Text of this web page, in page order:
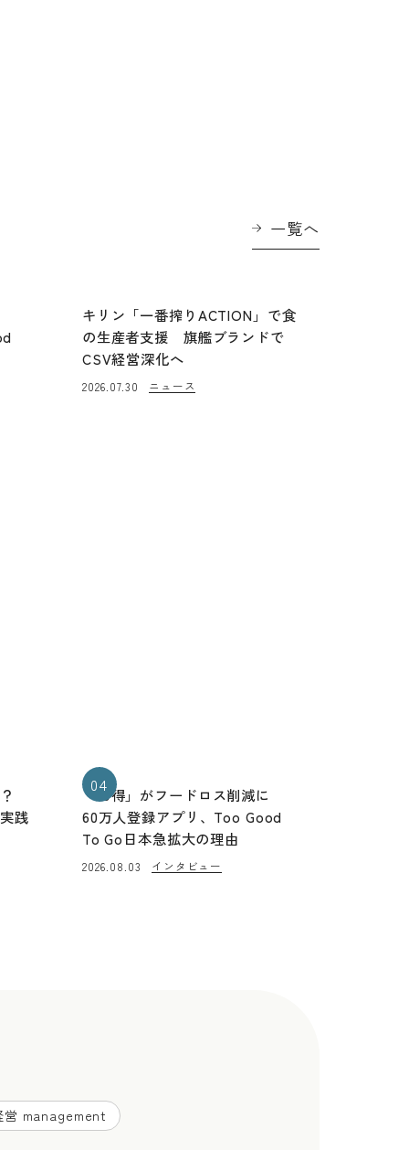
一覧へ
キリン「一番搾りACTION」で食
の生産者支援 旗艦ブランドで
CSV経営深化へ
2026.07.30 ニュース
践
04
「お得」がフードロス削減に
60万人登録アプリ、Too Good
To Go日本急拡大の理由
2026.08.03 インタビュー
営 management